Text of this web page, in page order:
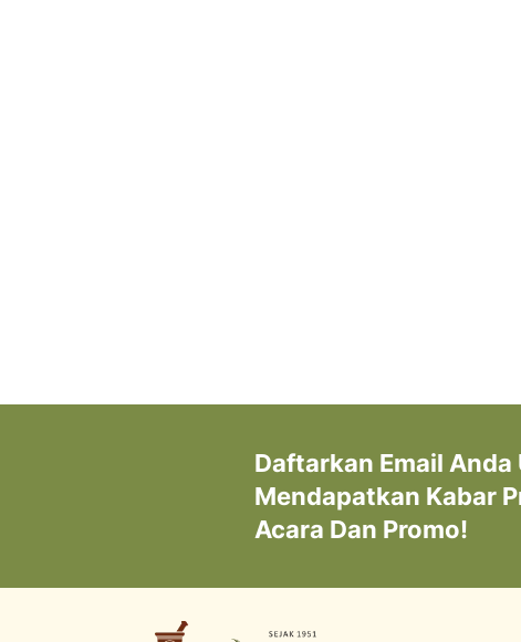
Daftarkan Email Anda
Mendapatkan Kabar
Acara Dan Promo!